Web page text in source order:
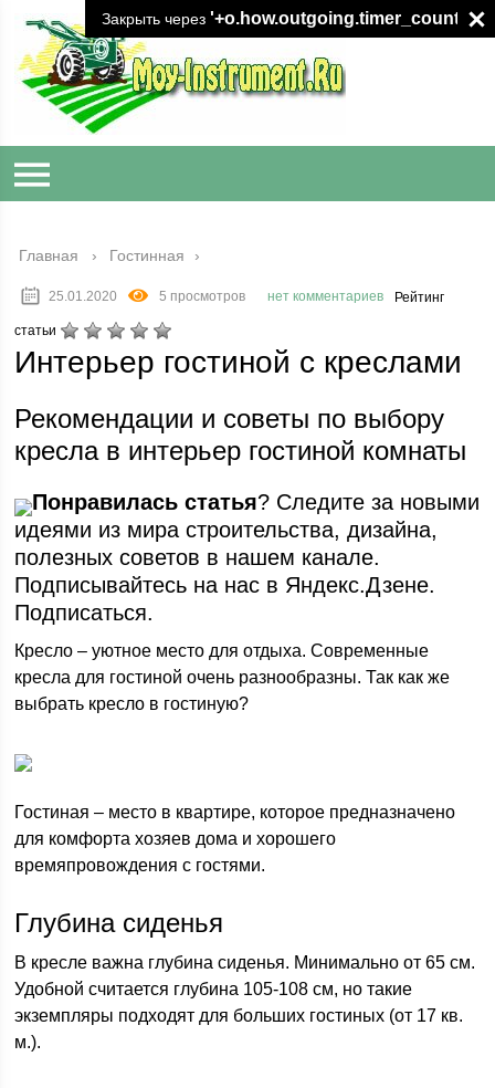
Главная › Гостинная
25.01.2020 5 просмотров нет комментариев Рейтинг
статьи
Интерьер гостиной с креслами
Рекомендации и советы по выбору
кресла в интерьер гостиной комнаты
Понравилась статья? Следите за новыми
идеями из мира строительства, дизайна,
полезных советов в нашем канале.
Подписывайтесь на нас в Яндекс.Дзене.
Подписаться.
Кресло – уютное место для отдыха. Современные
кресла для гостиной очень разнообразны. Так как же
выбрать кресло в гостиную?
Гостиная – место в квартире, которое предназначено
для комфорта хозяев дома и хорошего
времяпровождения с гостями.
Глубина сиденья
В кресле важна глубина сиденья. Минимально от 65 см.
Удобной считается глубина 105-108 см, но такие
экземпляры подходят для больших гостиных (от 17 кв.
м.).
Закрыть через '+o.how.outgoing.timer_count+"